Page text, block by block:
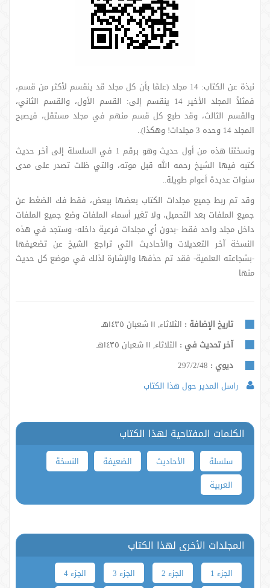
نبذة عن الكتاب: 14 مجلد (علمًا بأن كل مجلد قد ينقسم لأكثر من قسم،
فمثلاً المجلد الأخير 14 ينقسم إلى: القسم الأول، والقسم الثاني،
والقسم الثالث، وقد طبع كل قسم منهم في مجلد مستقل، فيصبح
المجلد 14 وحده 3 مجلدات! وهكذا)..
ونسختنا هذه من أول حديث وهو برقم 1 في السلسلة إلى آخر حديث
كتبه فيها الشيخ رحمه الله قبل موته، والتي ظلت تصدر على مدى
سنوات عديدة أعوام طويلة..
وقد تم ربط جميع مجلدات الكتاب بعضها ببعض، فقط فك الضغط عن
جميع الملفات بعد التحميل، ولا تغير أسماء الملفات وضع جميع الملفات
داخل مجلد واحد فقط -بدون أي مجلدات فرعية داخله- وستجد في هذه
النسخة آخر التعديلات والأحاديث التي تراجع الشيخ عن تضعيفها
-بشجاعته العلمية- فقد تم حذفها والإشارة لذلك في موضع كل حديث
منها
تاريخ الإضافة : الثلاثاء, ١١ شعبان ١٤٣٥هـ
آخر تحديث في : الثلاثاء, ١١ شعبان ١٤٣٥هـ
ديوي : 297/2/48
راسل المدير حول هذا الكتاب
الكلمات المفتاحية لهذا الكتاب
سلسلة الأحاديث الضعيفة
النسخة
العربية
المجلدات الأخرى لهذا الكتاب
الجزء 1 الجزء 2 الجزء 3
الجزء 4